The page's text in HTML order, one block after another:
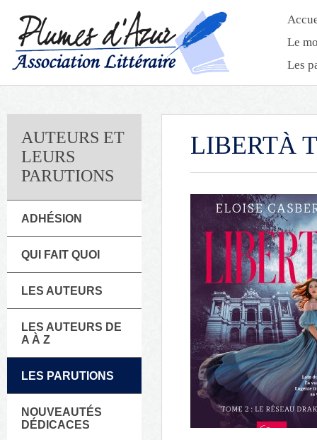
Le
Les
AUTEURS ET
LEURS
PARUTIONS
ADHÉSION
QUI FAIT QUOI
LES AUTEURS
LES AUTEURS DE
A À Z
LES PARUTIONS
NOUVEAUTÉS
DÉDICACES
LIBERTÀ